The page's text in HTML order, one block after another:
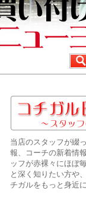
当店のスタッフが綴
報、コーチの新着情
ッフが赤裸々にほぼ
と深く知りたい方や
チガルをもっと身近